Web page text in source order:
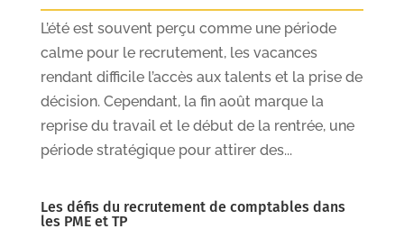
L’été est souvent perçu comme une période
calme pour le recrutement, les vacances
rendant difficile l’accès aux talents et la prise de
décision. Cependant, la fin août marque la
reprise du travail et le début de la rentrée, une
période stratégique pour attirer des...
Les défis du recrutement de comptables dans
les PME et TP